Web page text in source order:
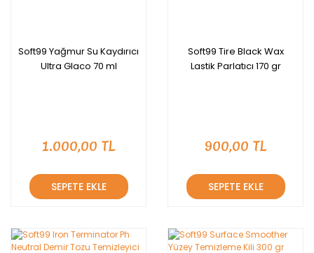
Soft99 Yağmur Su Kaydırıcı
Ultra Glaco 70 ml
1.000,00 TL
SEPETE EKLE
Soft99 Tire Black Wax
Lastik Parlatıcı 170 gr
900,00 TL
SEPETE EKLE